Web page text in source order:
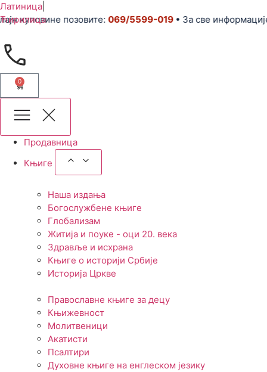
Латиница
Ћирилицапозовите:069/5599-019• За све информације и
0
Продавница
Књиге
Наша издања
Богослужбене књиге
Глобализам
Житија и поуке - оци 20. века
Здравље и исхрана
Књиге о историји Србије
Историја Цркве
Православне књиге за децу
Књижевност
Молитвеници
Акатисти
Псалтири
Духовне књиге на енглеском језику